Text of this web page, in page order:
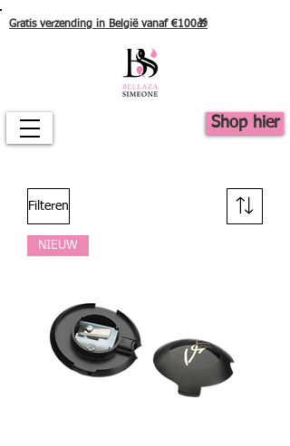
Shop hier
Gratis verzending in België vanaf €100🎁
Filteren
NIEUW